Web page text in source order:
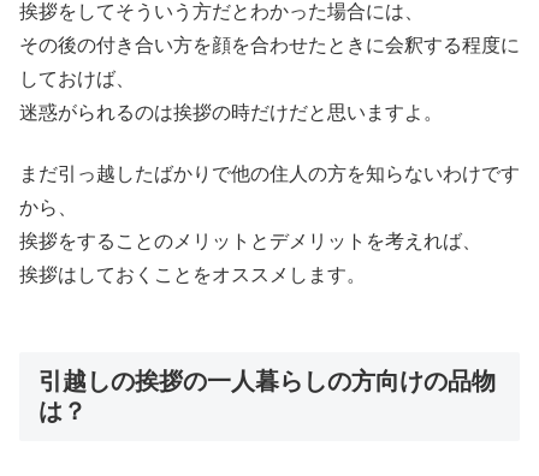
挨拶をしてそういう方だとわかった場合には、
その後の付き合い方を顔を合わせたときに会釈する程度に
しておけば、
迷惑がられるのは挨拶の時だけだと思いますよ。
まだ引っ越したばかりで他の住人の方を知らないわけです
から、
挨拶をすることのメリットとデメリットを考えれば、
挨拶はしておくことをオススメします。
引越しの挨拶の一人暮らしの方向けの品物
は？